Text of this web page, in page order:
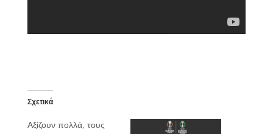
Σχετικά
Αξίζουν πολλά, τους